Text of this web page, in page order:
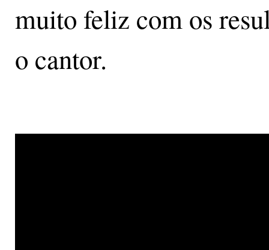
muito feliz com os
o cantor.